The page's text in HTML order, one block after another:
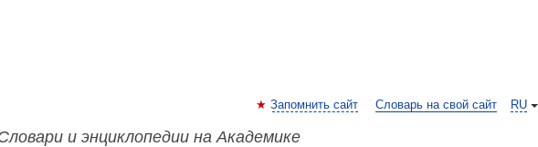
RU
Запомнить сайт Словарь на свой сайт
и энциклопедии на Академике